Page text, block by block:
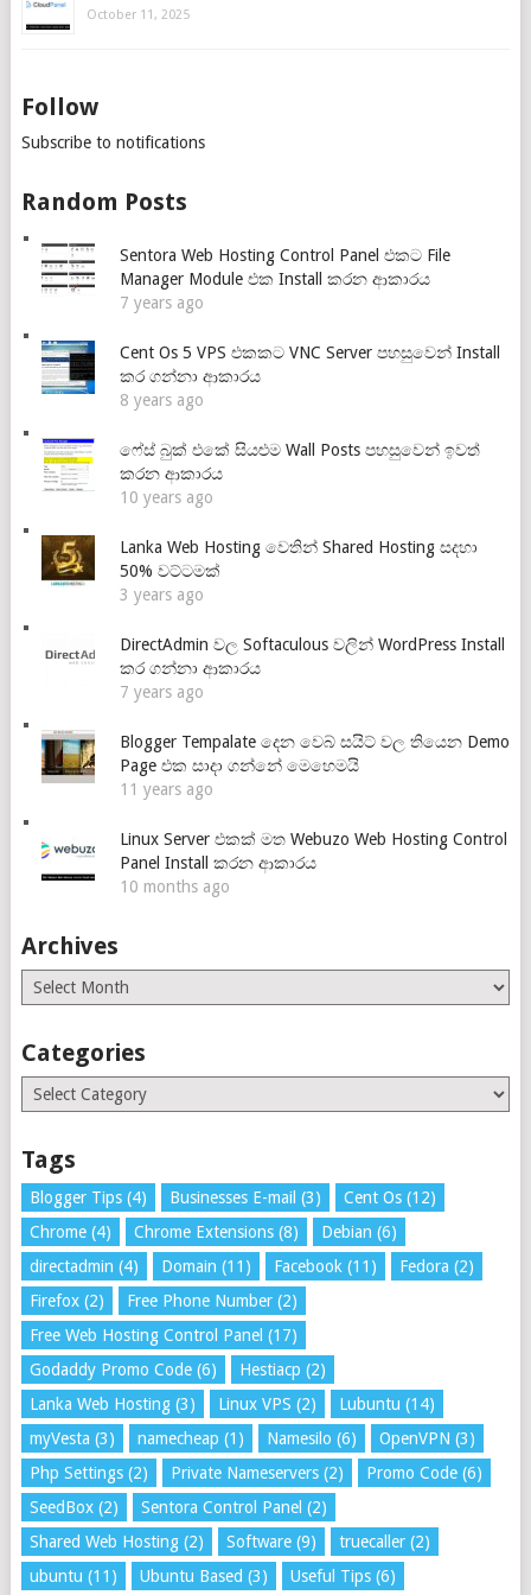
October 11, 2025
Follow
Subscribe to notifications
Random Posts
Sentora Web Hosting Control Panel එකට File
Manager Module එක Install කරන ආකාරය
7 years ago
Cent Os 5 VPS එකකට VNC Server පහසුවෙන් Install
කර ගන්නා ආකාරය
8 years ago
ෆේස් බුක් එකේ සියළුම Wall Posts පහසුවෙන් ඉවත්
කරන ආකාරය
10 years ago
Lanka Web Hosting වෙතින් Shared Hosting සදහා
50% වට්ටමක්
3 years ago
DirectAdmin වල Softaculous වලින් WordPress Install
කර ගන්නා ආකාරය
7 years ago
Blogger Tempalate දෙන වෙබ් සයිට් වල තියෙන Demo
Page එක සාදා ගන්නේ මෙහෙමයි
11 years ago
Linux Server එකක් මත Webuzo Web Hosting Control
Panel Install කරන ආකාරය
10 months ago
Archives
Archives
Categories
Categories
Tags
Blogger Tips(4) Businesses E-mail (3) Cent Os(12)
Chrome(4) Chrome Extensions(8) Debian (6)
directadmin (4) Domain (11) Facebook (11) Fedora (2)
Firefox(2) Free Phone Number(2)
Free Web Hosting Control Panel (17)
Godaddy Promo Code(6) Hestiacp (2)
Lanka Web Hosting(3) Linux VPS (2) Lubuntu (14)
myVesta (3) namecheap (1) Namesilo (6) OpenVPN (3)
Php Settings(2) Private Nameservers(2) Promo Code(6)
SeedBox(2) Sentora Control Panel (2)
Shared Web Hosting(2) Software(9) truecaller(2)
ubuntu (11) Ubuntu Based (3) Useful Tips(6)